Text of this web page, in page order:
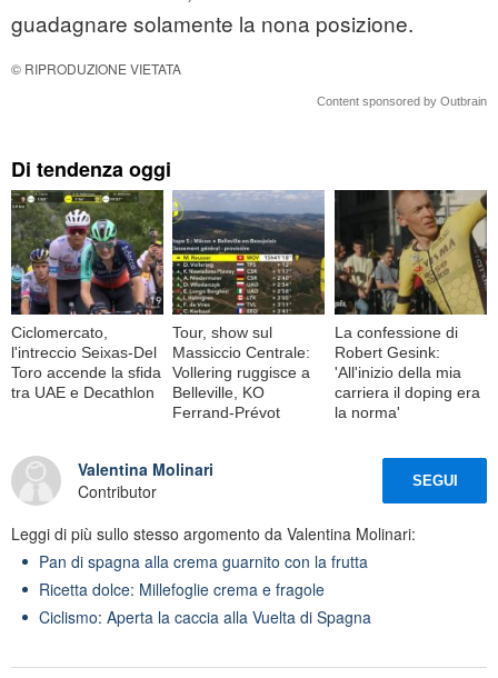
guadagnare solamente la nona posizione.
© RIPRODUZIONE VIETATA
Content sponsored by Outbrain
Di tendenza oggi
Ciclomercato,
l'intreccio Seixas-Del
Toro accende la sfida
tra UAE e Decathlon
Tour, show sul
Massiccio Centrale:
Vollering ruggisce a
Belleville, KO
Ferrand-Prévot
La confessione di
Robert Gesink:
'All'inizio della mia
carriera il doping era
la norma'
Valentina Molinari
Contributor
SEGUI
Leggi di più sullo stesso argomento da Valentina Molinari:
Pan di spagna alla crema guarnito con la frutta
Ricetta dolce: Millefoglie crema e fragole
Ciclismo: Aperta la caccia alla Vuelta di Spagna